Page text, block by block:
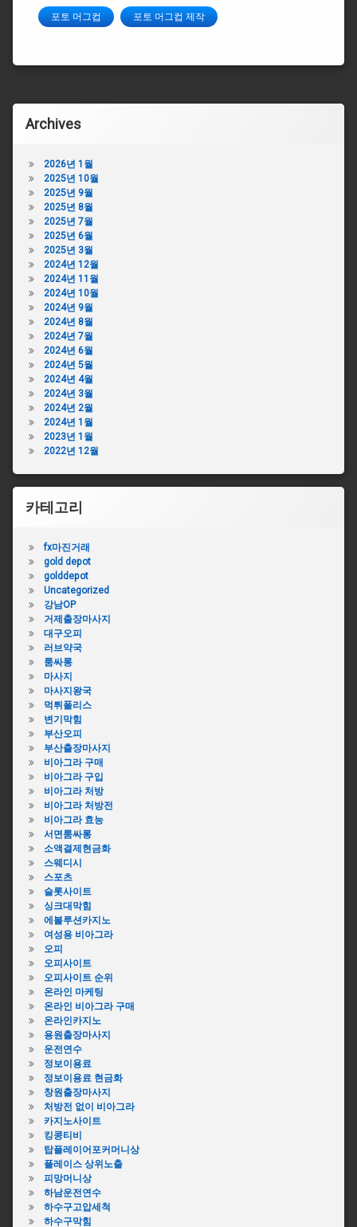
포토 머그컵 포토 머그컵 제작
Archives
2026년 1월
2025년 10월
2025년 9월
2025년 8월
2025년 7월
2025년 6월
2025년 3월
2024년 12월
2024년 11월
2024년 10월
2024년 9월
2024년 8월
2024년 7월
2024년 6월
2024년 5월
2024년 4월
2024년 3월
2024년 2월
2024년 1월
2023년 1월
2022년 12월
카테고리
fx마진거래
gold depot
golddepot
Uncategorized
강남OP
거제출장마사지
대구오피
러브약국
룸싸롱
마사지
마사지왕국
먹튀폴리스
변기막힘
부산오피
부산출장마사지
비아그라 구매
비아그라 구입
비아그라 처방
비아그라 처방전
비아그라 효능
서면룸싸롱
소액결제현금화
스웨디시
스포츠
슬롯사이트
싱크대막힘
에볼루션카지노
여성용 비아그라
오피
오피사이트
오피사이트 순위
온라인 마케팅
온라인 비아그라 구매
온라인카지노
용원출장마사지
운전연수
정보이용료
정보이용료 현금화
창원출장마사지
처방전 없이 비아그라
카지노사이트
킹콩티비
탑플레이어포커머니상
플레이스 상위노출
피망머니상
하남운전연수
하수구고압세척
하수구막힘